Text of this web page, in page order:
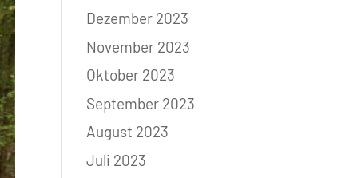
Dezember 2023
November 2023
Oktober 2023
September 2023
August 2023
Juli 2023